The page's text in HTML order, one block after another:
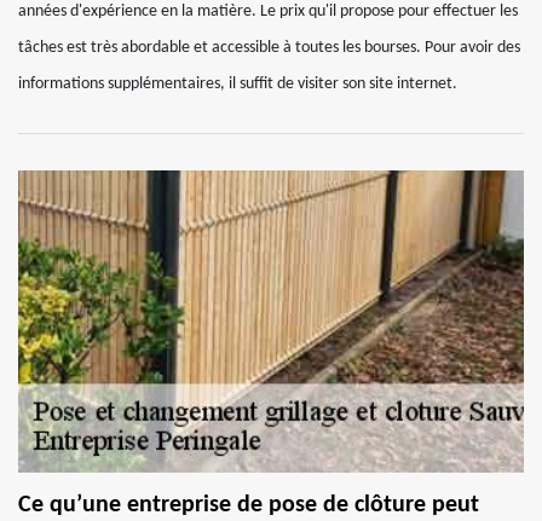
années d'expérience en la matière. Le prix qu'il propose pour effectuer les
tâches est très abordable et accessible à toutes les bourses. Pour avoir des
informations supplémentaires, il suffit de visiter son site internet.
Ce qu’une entreprise de pose de clôture peut